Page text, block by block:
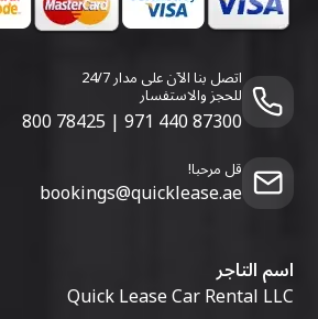
اتصل بنا الآن على مدار 24/7
للحجز والاستفسار
800 78425 | 971 440 87300
قل مرحبا!
bookings@quicklease.ae
اسم التاجر
Quick Lease Car Rental LLC